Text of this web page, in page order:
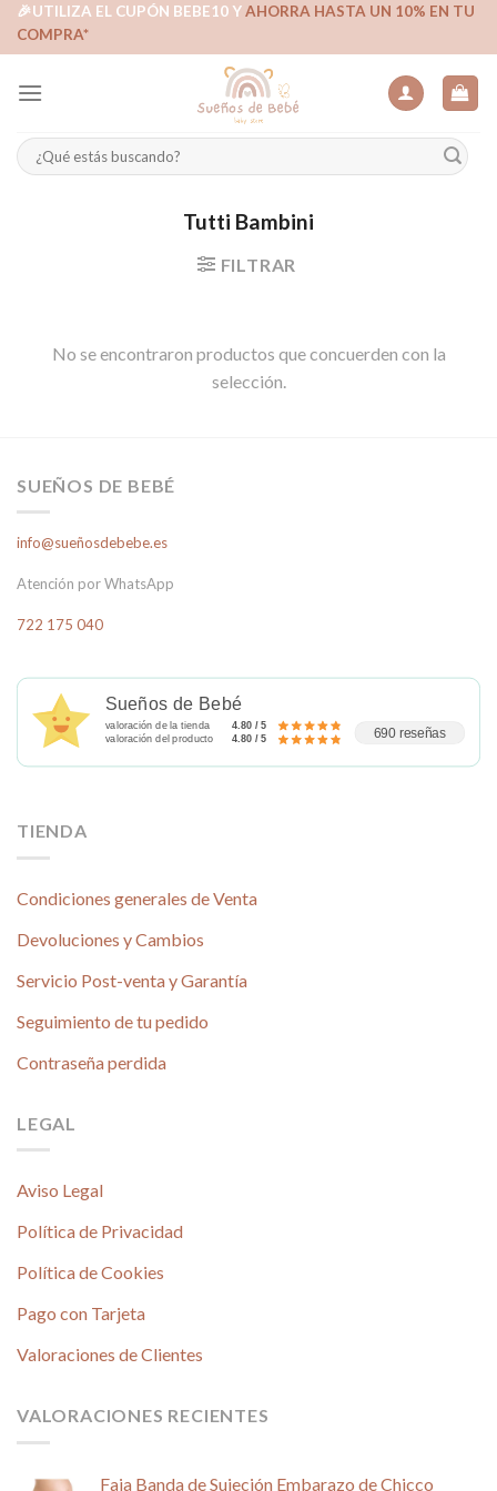
Skip🎉UTILIZA EL CUPÓN BEBE10 YAHORRA HASTA UN 10% EN TU
COMPRA*
Buscar
por:
Tutti Bambini
FILTRAR
No se encontraron productos que concuerden con la
selección.
SUEÑOS DE BEBÉ
info@sueñosdebebe.es
Atención por WhatsApp
722 175 040
Sueños de Bebé
valoración de la tienda
4.80 / 5
valoración del producto
4.80 / 5 690 reseñas
TIENDA
Condiciones generales de Venta
Devoluciones y Cambios
Servicio Post-venta y Garantía
Seguimiento de tu pedido
Contraseña perdida
LEGAL
Aviso Legal
Política de Privacidad
Política de Cookies
Pago con Tarjeta
Valoraciones de Clientes
VALORACIONES RECIENTES
Faja Banda de Sujeción Embarazo de Chicco